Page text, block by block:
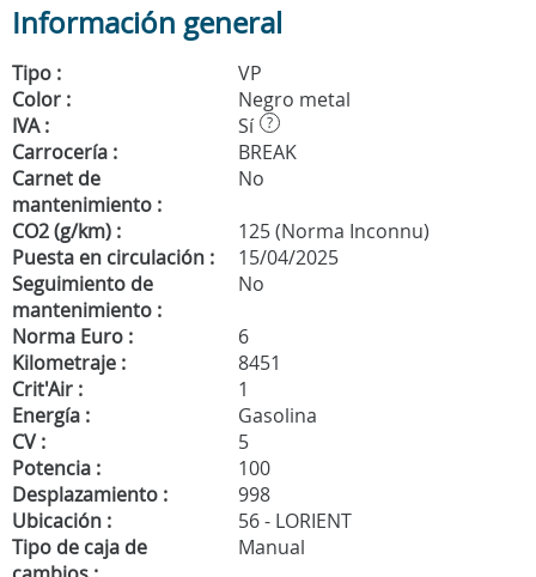
Información general
Tipo :
VP
Color :
Negro metal
IVA :
Sí ?
Carrocería :
BREAK
Carnet de
mantenimiento :
No
CO2 (g/km) :
125 (Norma Inconnu)
Puesta en circulación :
15/04/2025
Seguimiento de
mantenimiento :
No
Norma Euro :
6
Kilometraje :
8451
Crit'Air :
1
Energía :
Gasolina
CV :
5
Potencia :
100
Desplazamiento :
998
Ubicación :
56 - LORIENT
Tipo de caja de
Manual